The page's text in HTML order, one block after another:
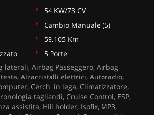
54 KW/73 CV
Cambio Manuale (5)
59.105 Km
5 Porte
laterali, Airbag Passeggero, Airbag
Alzacristalli elettrici, Autoradio,
Cerchi in lega, Climatizzatore,
tagliandi, Cruise Control, ESP,
assistita, Hill holder, Isofix, MP3,